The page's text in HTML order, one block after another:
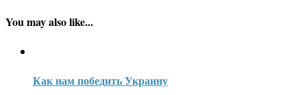
You may also like...
Как нам победить Украину